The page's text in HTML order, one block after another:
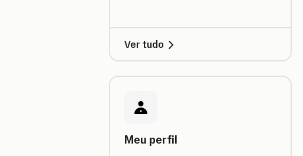
Ver tudo
Meu perfil